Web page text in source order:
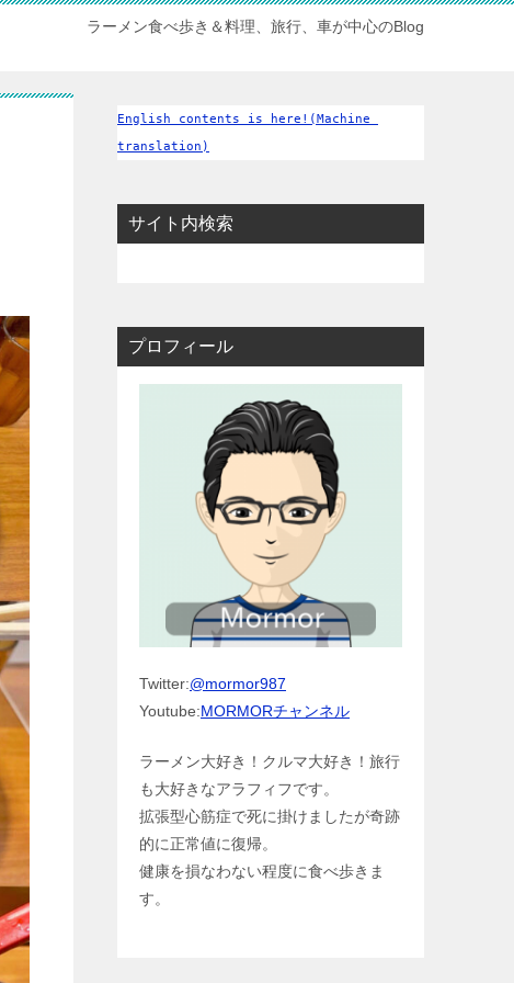
ラーメン食べ歩き＆料理、旅行、車が中心のBlog
English contents is here!(Machine
translation)
サイト内検索
プロフィール
Twitter:@mormor987
Youtube:MORMORチャンネル
ラーメン大好き！クルマ大好き！旅行
も大好きなアラフィフです。
拡張型心筋症で死に掛けましたが奇跡
的に正常値に復帰。
健康を損なわない程度に食べ歩きま
す。